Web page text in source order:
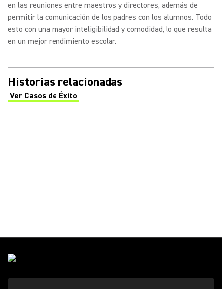
en las reuniones entre maestros y directores, además de
permitir la comunicación de los padres con los alumnos. Todo
esto con una mayor inteligibilidad y comodidad, lo que resulta
en un mejor rendimiento escolar.
Historias relacionadas
Ver Casos de Éxito
(Opens in a new tab)